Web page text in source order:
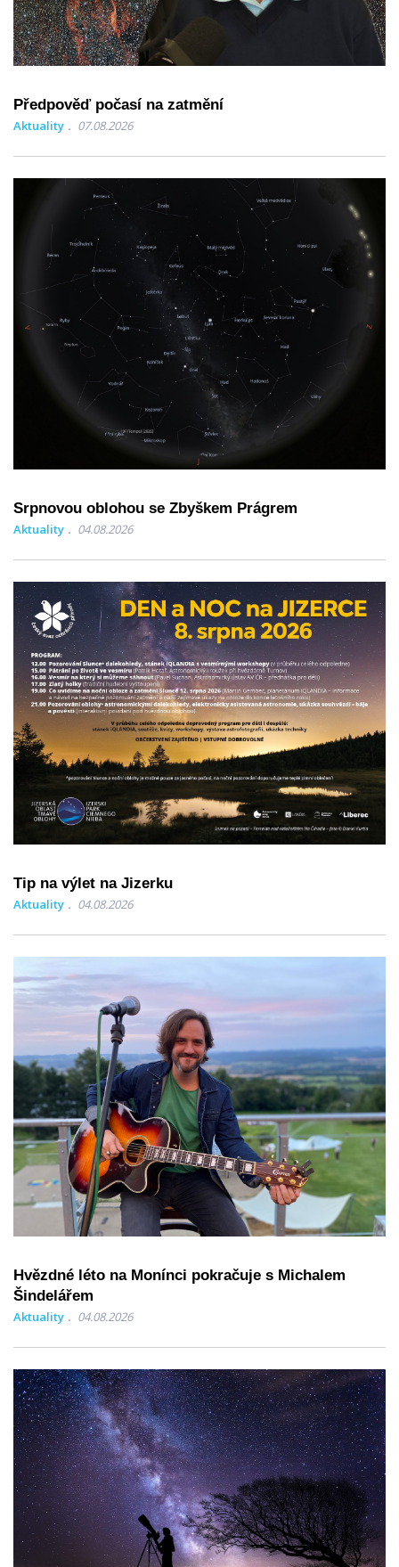
Předpověď počasí na zatmění
Aktuality 07.08.2026
Srpnovou oblohou se Zbyškem Prágrem
Aktuality 04.08.2026
Tip na výlet na Jizerku
Aktuality 04.08.2026
Hvězdné léto na Monínci pokračuje s Michalem
Šindelářem
Aktuality 04.08.2026